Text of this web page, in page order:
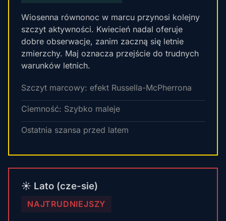
Wiosenna równonoc w marcu przynosi kolejny
szczyt aktywności. Kwiecień nadal oferuje
dobre obserwacje, zanim zaczną się letnie
zmierzchy. Maj oznacza przejście do trudnych
warunków letnich.
Szczyt marcowy: efekt Russella-McPherrona
Ciemność: Szybko maleje
Ostatnia szansa przed latem
☀️ Lato (cze-sie)
NAJTRUDNIEJSZY